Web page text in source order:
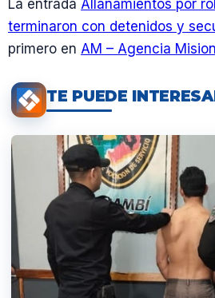
La entrada Allanamientos por
terminaron con detenidos y
primero en AM – Agencia
TE PUEDE